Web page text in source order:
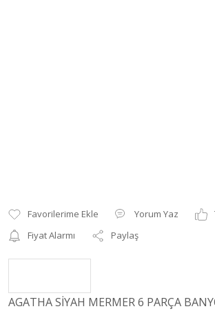
Yorum Yaz
Fiyat Alarmı
Paylaş
AGATHA SİYAH MERMER 6 PARÇA